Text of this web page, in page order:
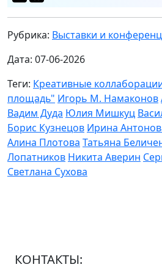
Рубрика: Выставки и
Дата: 07-06-2026
Теги: Креативные
площадь" Игорь М. Намаконов
Вадим Дуда Юлия Мишкуц
Борис Кузнецов Ирина
Алина Плотова Татьяна
Лопатников Никита Аверин
Светлана Сухова
КОНТАКТЫ: